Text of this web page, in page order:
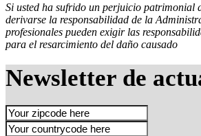
Si usted ha sufrido un perjuicio patrimonial
derivarse la responsabilidad de la
profesionales pueden exigir las
para el resarcimiento del daño causado
Newsletter de